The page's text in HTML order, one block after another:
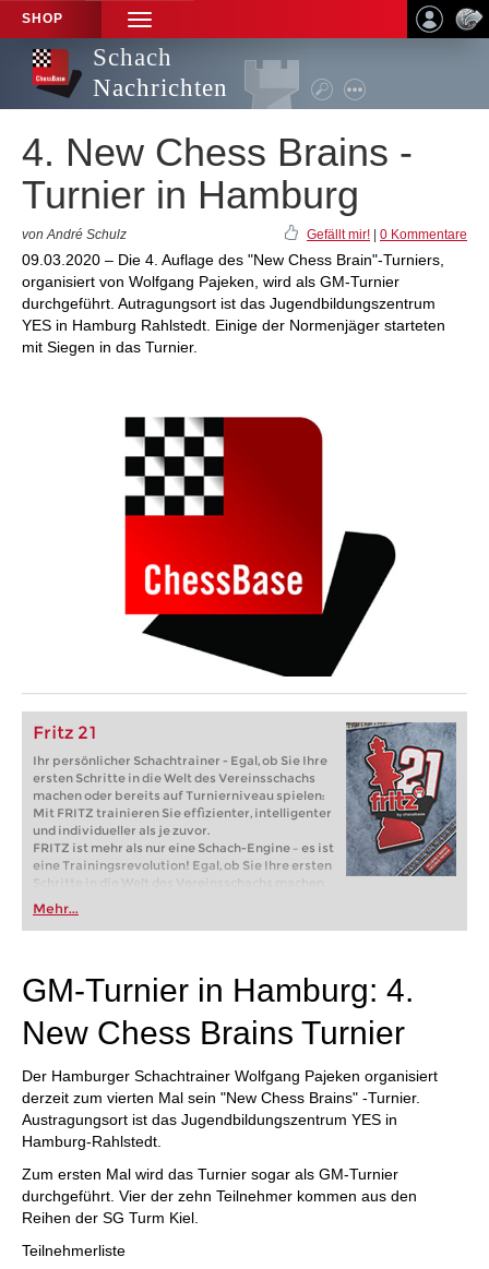
SHOP
TOGGLE
NAVIGATION
Schach
Nachrichten
4. New Chess Brains -
Turnier in Hamburg
von André Schulz Gefällt mir! 0 Kommentare
09.03.2020 – Die 4. Auflage des "New Chess Brain"-Turniers,
organisiert von Wolfgang Pajeken, wird als GM-Turnier
durchgeführt. Autragungsort ist das Jugendbildungszentrum
YES in Hamburg Rahlstedt. Einige der Normenjäger starteten
mit Siegen in das Turnier.
Fritz 21
Ihr persönlicher Schachtrainer - Egal, ob Sie Ihre
ersten Schritte in die Welt des Vereinsschachs
machen oder bereits auf Turnierniveau spielen:
Mit FRITZ trainieren Sie effizienter, intelligenter
und individueller als je zuvor.
FRITZ ist mehr als nur eine Schach-Engine – es ist
eine Trainingsrevolution! Egal, ob Sie Ihre ersten
Schritte in die Welt des Vereinsschachs machen
oder bereits auf Turnierniveau spielen: Mit
FRITZ trainieren Sie effizienter, intelligenter und
individueller als je zuvor.
Mehr...
GM-Turnier in Hamburg: 4.
New Chess Brains Turnier
Der Hamburger Schachtrainer Wolfgang Pajeken organisiert
derzeit zum vierten Mal sein "New Chess Brains" -Turnier.
Austragungsort ist das Jugendbildungszentrum YES in
Hamburg-Rahlstedt.
Zum ersten Mal wird das Turnier sogar als GM-Turnier
durchgeführt. Vier der zehn Teilnehmer kommen aus den
Reihen der SG Turm Kiel.
Teilnehmerliste